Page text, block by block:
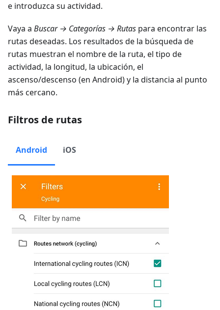
e introduzca su actividad.
Vaya a Buscar → Categorías → Rutas para encontrar las
rutas deseadas. Los resultados de la búsqueda de
rutas muestran el nombre de la ruta, el tipo de
actividad, la longitud, la ubicación, el
ascenso/descenso (en Android) y la distancia al punto
más cercano.
Filtros de rutas
Android iOS